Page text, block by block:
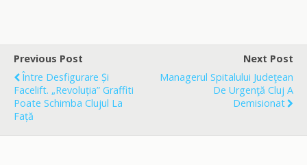
b
o
o
k
l
e
Previous Post
Între Desfigurare Și
Facelift. „Revoluția” Graffiti
Poate Schimba Clujul La
Față
Next Post
Managerul Spitalului Judeţean
De Urgenţă Cluj A
Demisionat